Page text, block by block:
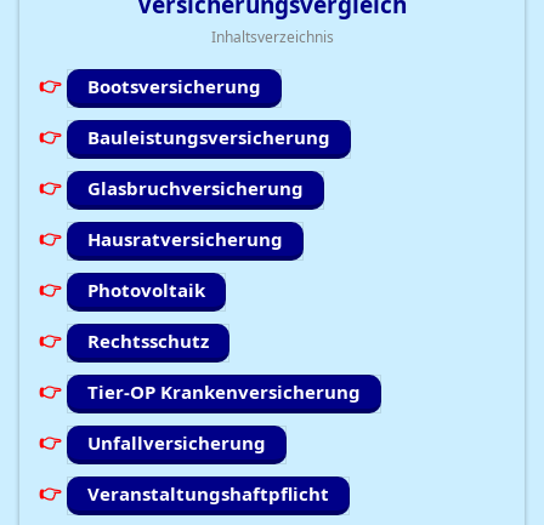
Inhaltsverzeichnis
Bootsversicherung
Bauleistungsversicherung
Glasbruchversicherung
Hausratversicherung
Photovoltaik
Rechtsschutz
Tier-OP Krankenversicherung
Unfallversicherung
Veranstaltungshaftpflicht